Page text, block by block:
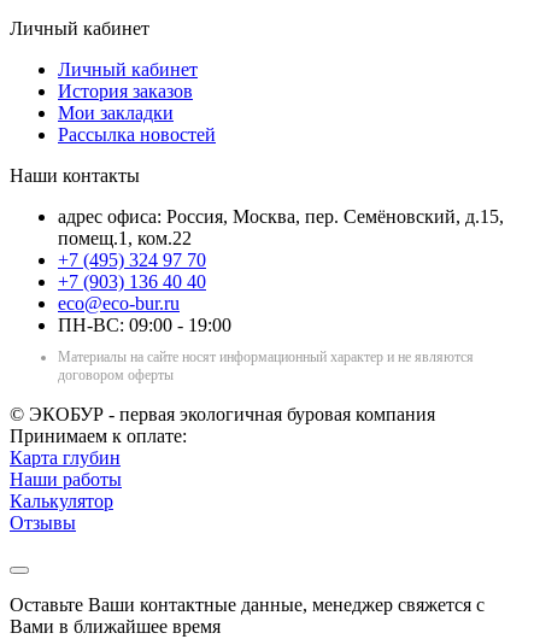
Личный кабинет
Личный кабинет
История заказов
Мои закладки
Рассылка новостей
Наши контакты
адрес офиса: Россия, Москва, пер. Семёновский, д.15,
помещ.1, ком.22
+7 (495) 324 97 70
+7 (903) 136 40 40
eco@eco-bur.ru
ПН-ВС: 09:00 - 19:00
Материалы на сайте носят информационный характер и не являются
договором оферты
© ЭКОБУР - первая экологичная буровая компания
Принимаем к оплате:
Карта глубин
Наши работы
Калькулятор
Отзывы
Оставьте Ваши контактные данные, менеджер свяжется с
Вами в ближайшее время